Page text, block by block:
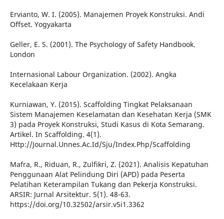
Ervianto, W. I. (2005). Manajemen Proyek Konstruksi. Andi
Offset. Yogyakarta
Geller, E. S. (2001). The Psychology of Safety Handbook.
London
Internasional Labour Organization. (2002). Angka
Kecelakaan Kerja
Kurniawan, Y. (2015). Scaffolding Tingkat Pelaksanaan
Sistem Manajemen Keselamatan dan Kesehatan Kerja (SMK
3) pada Proyek Konstruksi, Studi Kasus di Kota Semarang.
Artikel. In Scaffolding. 4(1).
Http://Journal.Unnes.Ac.Id/Sju/Index.Php/Scaffolding
Mafra, R., Riduan, R., Zulfikri, Z. (2021). Analisis Kepatuhan
Penggunaan Alat Pelindung Diri (APD) pada Peserta
Pelatihan Keterampilan Tukang dan Pekerja Konstruksi.
ARSIR: Jurnal Arsitektur. 5(1). 48-63.
https://doi.org/10.32502/arsir.v5i1.3362